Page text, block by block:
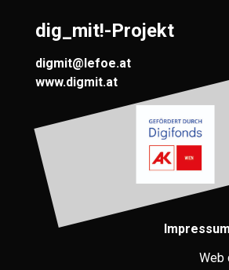
dig_mit!-Projekt
digmit@lefoe.at
www.digmit.at
Impressum
Web